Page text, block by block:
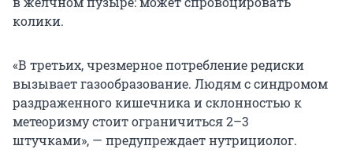
колики.
«В третьих, чрезмерное потребление редиски
вызывает газообразование. Людям с синдромом
раздраженного кишечника и склонностью к
метеоризму стоит ограничиться 2–3
штучками», — предупреждает нутрициолог.